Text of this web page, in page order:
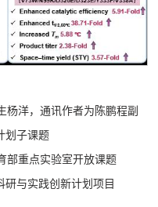
杨洋，通讯作者为陈鹏程副
划子课题
部重点实验室开放课题
研与实践创新计划项目